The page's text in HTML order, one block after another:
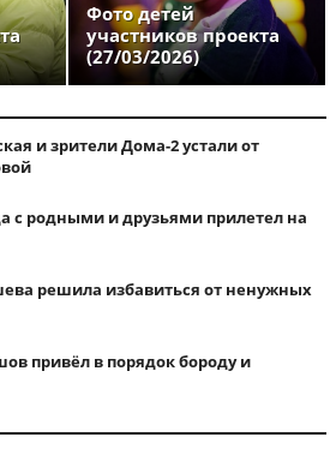
Фото детей
участников проекта
(27/03/2026)
и зрители Дома-2 устали от
с родными и друзьями прилетел на
решила избавиться от ненужных
привёл в порядок бороду и